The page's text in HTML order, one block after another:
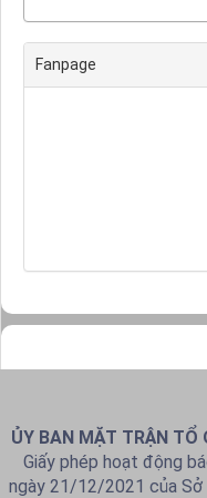
Fanpage
ỦY BAN MẶT TRẬN TỔ
Giấy phép hoạt động
ngày 21/12/2021 của Sở